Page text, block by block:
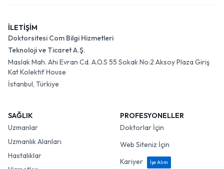
İLETİŞİM
Doktorsitesi Com Bilgi Hizmetleri
Teknoloji ve Ticaret A.Ş.
Maslak Mah. Ahi Evran Cd. A.O.S 55 Sokak No:2 Aksoy Plaza Giriş
Kat Kolektif House
İstanbul, Türkiye
SAĞLIK
Uzmanlar
Uzmanlık Alanları
Hastalıklar
PROFESYONELLER
Doktorlar İçin
Web Siteniz İçin
Kariyer
İşe Alım